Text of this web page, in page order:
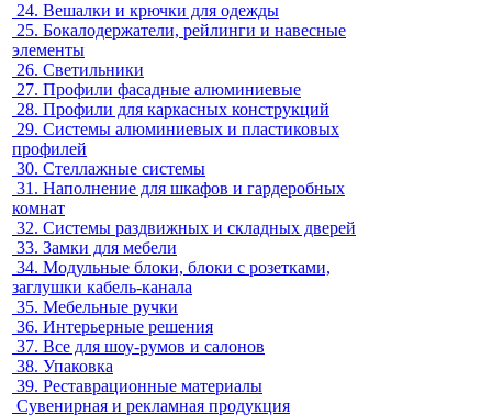
24. Вешалки и крючки для одежды
25. Бокалодержатели, рейлинги и навесные
элементы
26. Светильники
27. Профили фасадные алюминиевые
28. Профили для каркасных конструкций
29. Системы алюминиевых и пластиковых
профилей
30. Стеллажные системы
31. Наполнение для шкафов и гардеробных
комнат
32. Системы раздвижных и складных дверей
33. Замки для мебели
34. Модульные блоки, блоки с розетками,
заглушки кабель-канала
35. Мебельные ручки
36. Интерьерные решения
37. Все для шоу-румов и салонов
38. Упаковка
39. Реставрационные материалы
Сувенирная и рекламная продукция